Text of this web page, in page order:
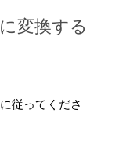
変換する
従ってくださ